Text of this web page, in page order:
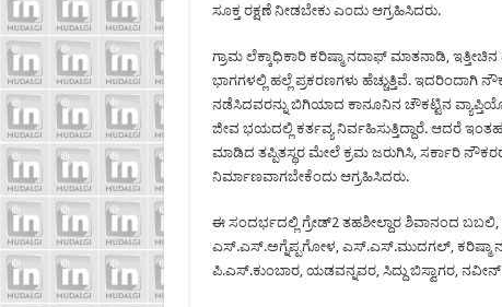
ಸೂಕ್ತ ರಕ್ಷಣೆ ನೀಡಬೇಕು ಎಂದು ಆಗ್ರಹಿಸಿದರು.
ಗ್ರಾಮ ಲೆಕ್ಕಾಧಿಕಾರಿ ಕರಿಷ್ಮಾ ನದಾಫ್ ಮಾತನಾಡಿ,
ಭಾಗಗಳಲ್ಲಿ ಹಲ್ಲೆ ಪ್ರಕರಣಗಳು ಹೆಚ್ಚುತ್ತಿವೆ.
ನಡೆಸಿದವರನ್ನು ಬಿಗಿಯಾದ ಕಾನೂನಿನ ಚೌಕಟ್ಟಿನ
ಜೀವ ಭಯದಲ್ಲಿ ಕರ್ತವ್ಯ ನಿರ್ವಹಿಸುತ್ತಿದ್ದಾರೆ. ಆದರೆ
ಮಾಡಿದ ತಪ್ಪಿತಸ್ಥರ ಮೇಲೆ ಕ್ರಮ ಜರುಗಿಸಿ, ಸರ್ಕಾರಿ
ನಿರ್ಮಾಣವಾಗಬೇಕೆಂದು ಆಗ್ರಹಿಸಿದರು.
ಈ ಸಂದರ್ಭದಲ್ಲಿ ಗ್ರೇಡ್2 ತಹಶೀಲ್ದಾರ ಶಿವಾನಂದ ಬಬಲಿ,
ಎಸ್.ಎಸ್.ಅಗ್ನೆಪ್ಪಗೋಳ, ಎಸ್.ಎಸ್.ಮುದಗಲ್, ಕರಿಷ್ಮಾ
ಪಿ.ಎಸ್.ಕುಂಬಾರ, ಯಡವನ್ನವರ, ಸಿದ್ದು ಬಿಸ್ವಾಗರ,